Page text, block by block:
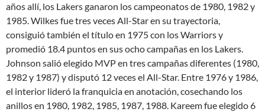
años allí, los Lakers ganaron los campeonatos de 1980, 1982 y
1985. Wilkes fue tres veces All-Star en su trayectoria,
consiguió también el título en 1975 con los Warriors y
promedió 18.4 puntos en sus ocho campañas en los Lakers.
Johnson salió elegido MVP en tres campañas diferentes (1980,
1982 y 1987) y disputó 12 veces el All-Star. Entre 1976 y 1986,
el interior lideró la franquicia en anotación, cosechando los
anillos en 1980, 1982, 1985, 1987, 1988. Kareem fue elegido 6